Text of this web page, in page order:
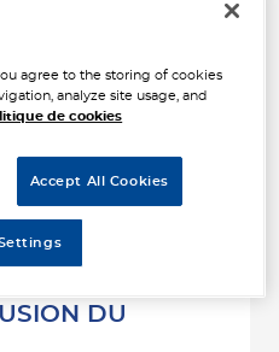
- AUTO
Voir plus
DU
agree to the storing of cookies
analyze site usage, and
de cookies
Accept All Cookies